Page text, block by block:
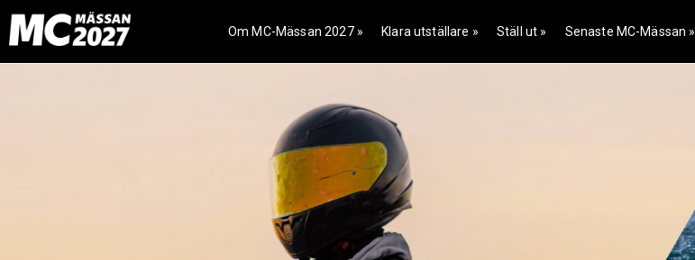
Om MC-Mässan 2027 » Klara utställare » Ställ ut » Senaste MC-Mässan »